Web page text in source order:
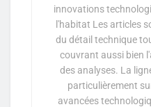
innovations
l'habitat Les articles
du détail technique
couvrant aussi bien
des analyses. La
particulièrement
avancées